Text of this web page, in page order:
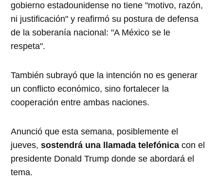
gobierno estadounidense no tiene "motivo, razón,
ni justificación" y reafirmó su postura de defensa
de la soberanía nacional: "A México se le
respeta".
También subrayó que la intención no es generar
un conflicto económico, sino fortalecer la
cooperación entre ambas naciones.
Anunció que esta semana, posiblemente el
jueves, sostendrá una llamada telefónica con el
presidente Donald Trump donde se abordará el
tema.